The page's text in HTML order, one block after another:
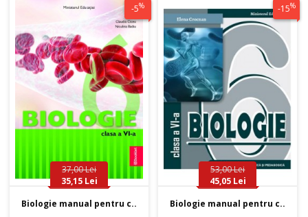
-5%
37,00 Lei
35,15 Lei
Biologie manual pentru c..
-15%
53,00 Lei
45,05 Lei
Biologie manual pentru c..